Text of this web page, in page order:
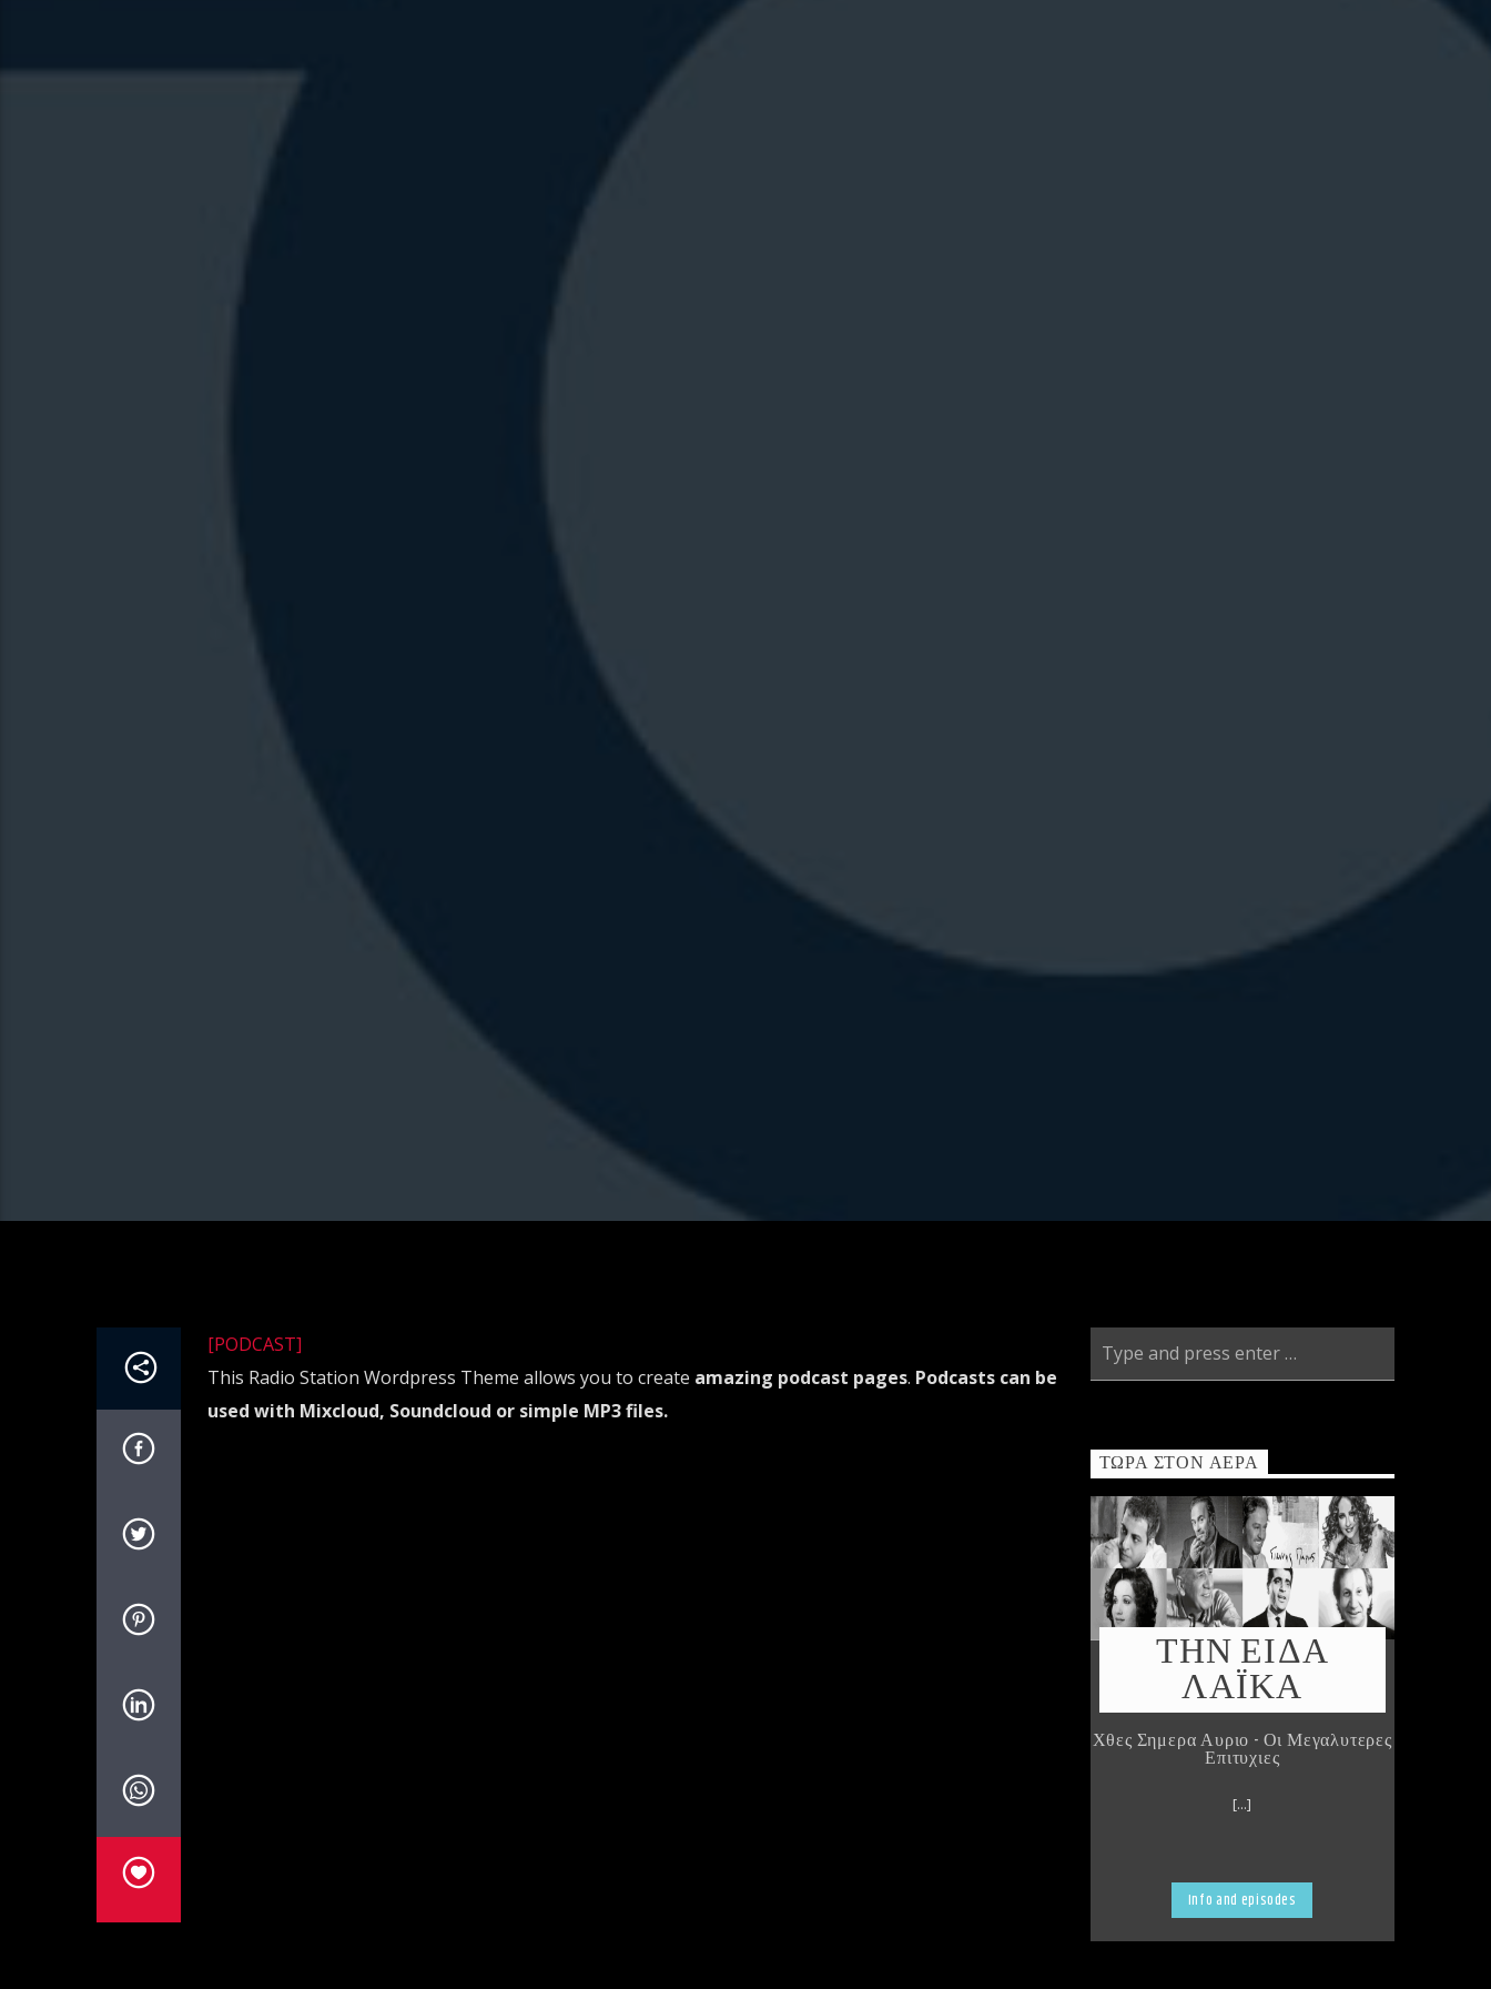
[PODCAST]
This Radio Station Wordpress Theme allows you to create amazing podcast pages. Podcasts can be
used with Mixcloud, Soundcloud or simple MP3 files.
ΤΏΡΑ ΣΤΟΝ ΑΈΡΑ
ΤΗΝ ΕΙΔΑ
ΛΑΪΚΑ
Χθες Σημερα Αυριο - Οι Μεγαλυτερες
Επιτυχιες
[...]
Info and episodes